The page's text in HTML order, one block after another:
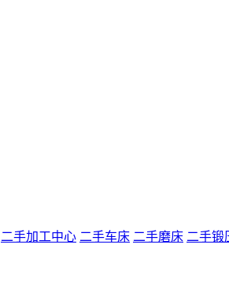
二手加工中心 二手车床 二手磨床 二手锻